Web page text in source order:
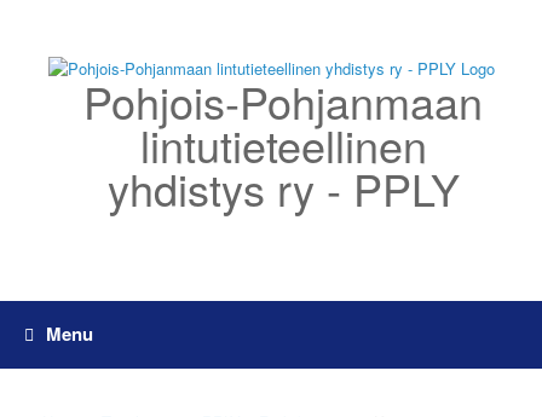
content
Pohjois-Pohjanmaan
lintutieteellinen
yhdistys ry - PPLY
Menu